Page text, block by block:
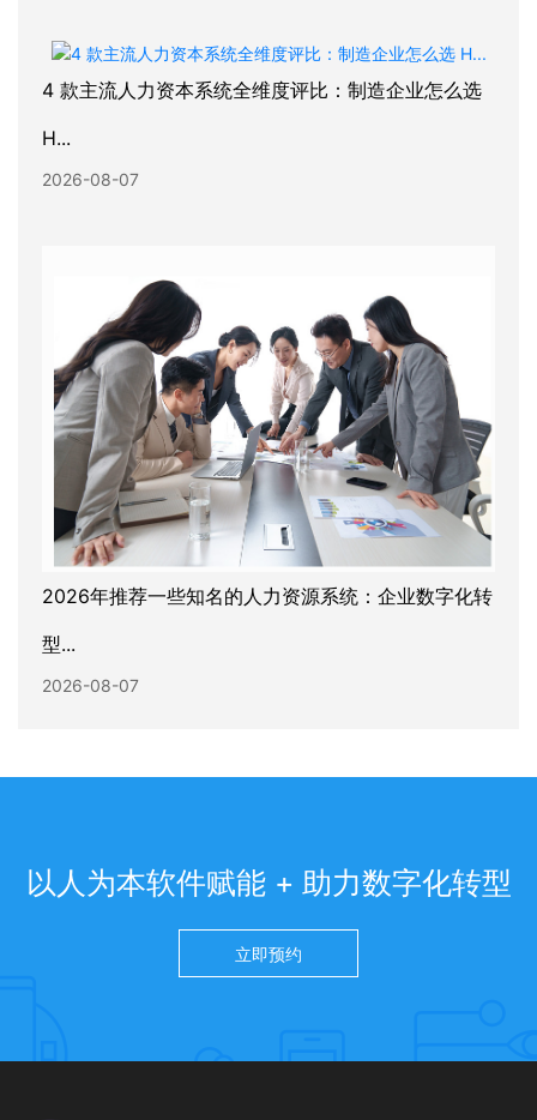
4 款主流人力资本系统全维度评比：制造企业怎么选
H...
2026-08-07
2026年推荐一些知名的人力资源系统：企业数字化转
型...
2026-08-07
以人为本软件赋能 + 助力数字化转型
立即预约